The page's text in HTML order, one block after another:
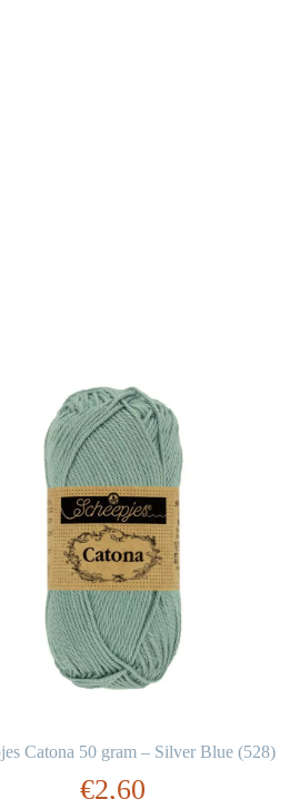
Catona 50 gram – Silver Blue (528)
€2,60